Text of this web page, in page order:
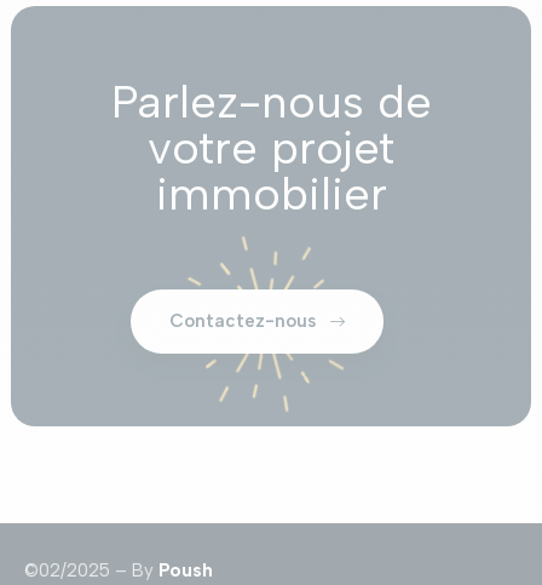
Parlez-nous de
votre projet
immobilier
Contactez-nous
©02/2025 – By Poush